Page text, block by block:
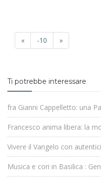
« -10 »
Ti potrebbe interessare
fra Gianni Cappelletto: una
Francesco anima libera: la
Vivere il Vangelo con
Musica e cori in Basilica :